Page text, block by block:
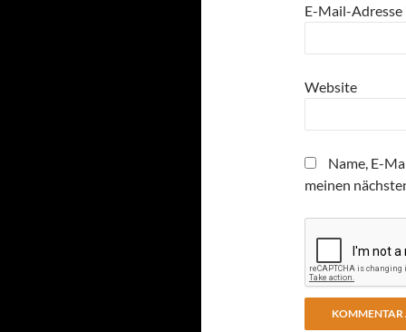
E-Mail-Adresse
Website
Name, E-
meinen